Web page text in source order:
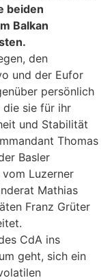
beiden
Balkan
den
und der Eufor
persönlich
die sie für ihr
und Stabilität
Thomas
Basler
vom Luzerner
Mathias
Franz Grüter
CdA ins
geht, sich ein